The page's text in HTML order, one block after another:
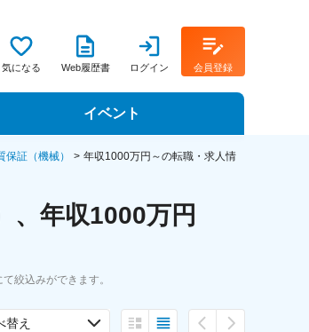
気になる Web履歴書 ログイン 会員登録
イベント
職イベント・転職セミナー
転職フェア
保証（機械）
年収1000万円～の転職・求人情
、年収1000万円
絞込みができます。
替え